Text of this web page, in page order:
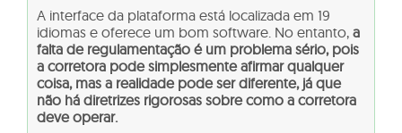
A interface da plataforma está localizada em 19
idiomas e oferece um bom software. No entanto, a
falta de regulamentação é um problema sério, pois
a corretora pode simplesmente afirmar qualquer
coisa, mas a realidade pode ser diferente, já que
não há diretrizes rigorosas sobre como a corretora
deve operar.